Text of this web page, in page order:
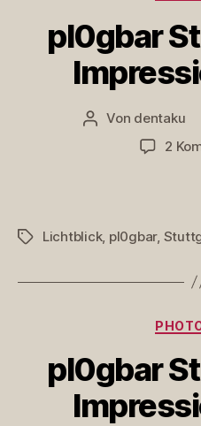
pl0gbar
Beitragsautor
Von dentaku
2
Schlagwörter
Lichtblick, pl0gbar,
pl0gbar